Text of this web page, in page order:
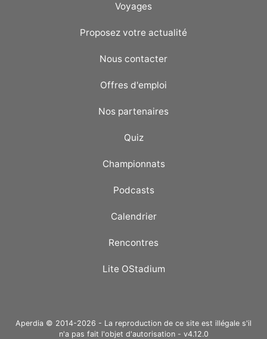
Voyages
Proposez votre actualité
Nous contacter
Offres d'emploi
Nos partenaires
Quiz
Championnats
Podcasts
Calendrier
Rencontres
Lite OStadium
Aperdia © 2014-2026 - La reproduction de ce site est illégale s'il
n'a pas fait l'objet d'autorisation - v4.12.0